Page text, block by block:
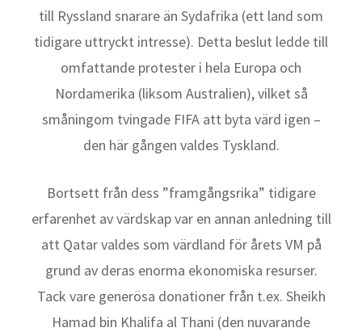
till Ryssland snarare än Sydafrika (ett land som
tidigare uttryckt intresse). Detta beslut ledde till
omfattande protester i hela Europa och
Nordamerika (liksom Australien), vilket så
småningom tvingade FIFA att byta värd igen –
den här gången valdes Tyskland.
Bortsett från dess ”framgångsrika” tidigare
erfarenhet av värdskap var en annan anledning till
att Qatar valdes som värdland för årets VM på
grund av deras enorma ekonomiska resurser.
Tack vare generösa donationer från t.ex. Sheikh
Hamad bin Khalifa al Thani (den nuvarande